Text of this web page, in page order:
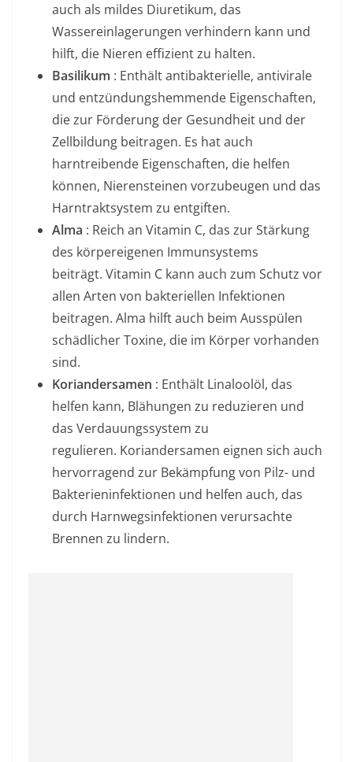
auch als mildes Diuretikum, das
Wassereinlagerungen verhindern kann und
hilft, die Nieren effizient zu halten.
Basilikum : Enthält antibakterielle, antivirale
und entzündungshemmende Eigenschaften,
die zur Förderung der Gesundheit und der
Zellbildung beitragen. Es hat auch
harntreibende Eigenschaften, die helfen
können, Nierensteinen vorzubeugen und das
Harntraktsystem zu entgiften.
Alma : Reich an Vitamin C, das zur Stärkung
des körpereigenen Immunsystems
beiträgt. Vitamin C kann auch zum Schutz vor
allen Arten von bakteriellen Infektionen
beitragen. Alma hilft auch beim Ausspülen
schädlicher Toxine, die im Körper vorhanden
sind.
Koriandersamen : Enthält Linaloolöl, das
helfen kann, Blähungen zu reduzieren und
das Verdauungssystem zu
regulieren. Koriandersamen eignen sich auch
hervorragend zur Bekämpfung von Pilz- und
Bakterieninfektionen und helfen auch, das
durch Harnwegsinfektionen verursachte
Brennen zu lindern.